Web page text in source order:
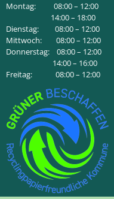
Montag: 08:00 – 12:00
14:00 – 18:00
Dienstag: 08:00 – 12:00
Mittwoch: 08:00 – 12:00
Donnerstag: 08:00 – 12:00
14:00 – 16:00
Freitag: 08:00 – 12:00